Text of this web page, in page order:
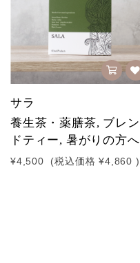
サラ
養生茶・薬膳茶, ブレン
ドティー, 暑がりの方へ
¥4,500 (税込価格 ¥4,860 )